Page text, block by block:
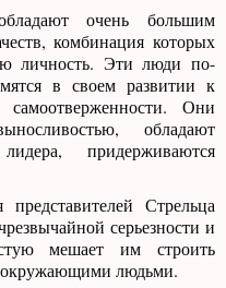
очень большим
комбинация которых
личность. Эти люди по-
в своем развитии к
Они
обладают
придерживаются
Стрельца
серьезности и
мешает им строить
окружающими людьми.